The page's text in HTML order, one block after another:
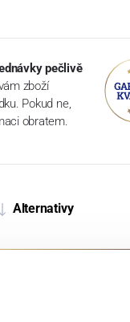
pečlivě
zboží
Pokud ne,
obratem.
Alternativy